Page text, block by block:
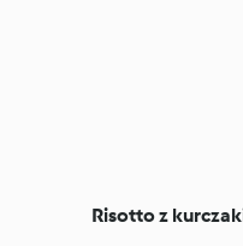
Risotto z